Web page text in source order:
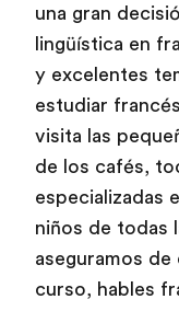
una gran
lingüística en
y excelentes
estudiar
visita las
de los cafés,
especializadas
niños de todas
aseguramos
curso, hables